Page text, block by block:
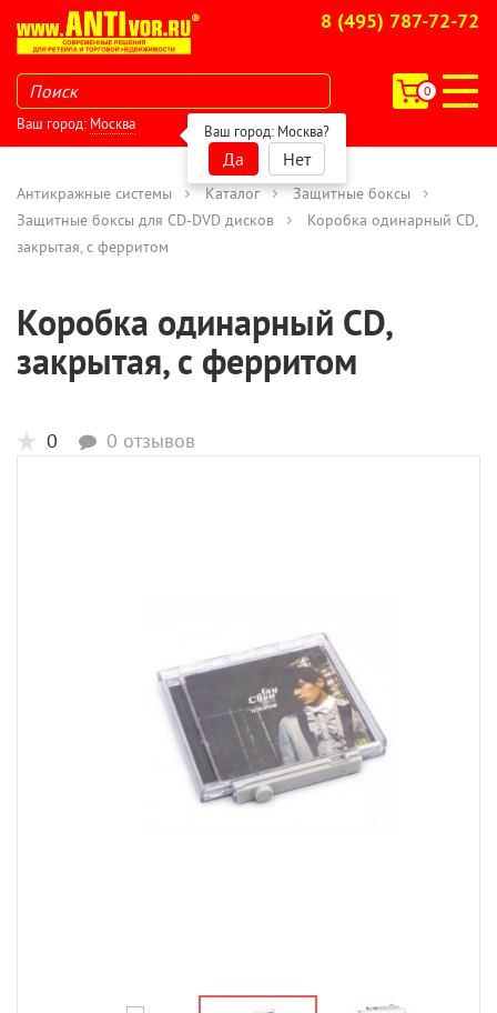
8 (495) 787-72-72
0
Ваш город: Москва Ваш город: Москва?
Да Нет
Антикражные системы Каталог
Защитные боксы
Защитные боксы для CD-DVD дисков
Коробка одинарный CD,
закрытая, с ферритом
Коробка одинарный CD,
закрытая, с ферритом
0 0 отзывов